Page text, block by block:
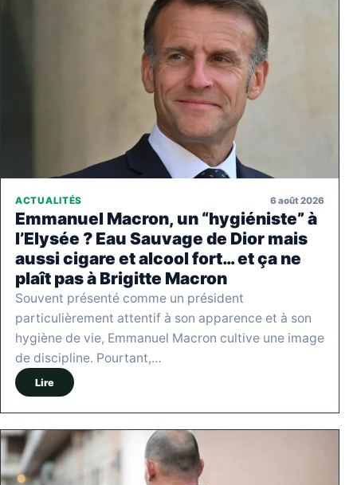
ACTUALITÉS 6 août 2026
Emmanuel Macron, un “hygiéniste” à
l’Elysée ? Eau Sauvage de Dior mais
aussi cigare et alcool fort… et ça ne
plaît pas à Brigitte Macron
Souvent présenté comme un président
particulièrement attentif à son apparence et à son
hygiène de vie, Emmanuel Macron cultive une image
de discipline. Pourtant,…
Lire